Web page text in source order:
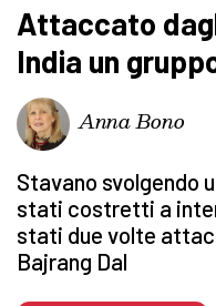
Attaccato
India un
Anna Bono
Stavano svolgendo
stati costretti a
stati due volte
Bajrang Dal